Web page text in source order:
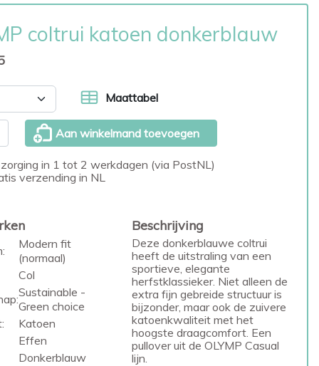
coltrui katoen donkerblauw
Maattabel
Aan winkelmand toevoegen
in 1 tot 2 werkdagen (via PostNL)
verzending in NL
Modern fit
(normaal)
Col
Sustainable -
Green choice
Katoen
Effen
Donkerblauw
Beschrijving
Deze donkerblauwe coltrui
heeft de uitstraling van een
sportieve, elegante
herfstklassieker. Niet alleen de
extra fijn gebreide structuur is
bijzonder, maar ook de zuivere
katoenkwaliteit met het
hoogste draagcomfort. Een
pullover uit de OLYMP Casual
lijn.